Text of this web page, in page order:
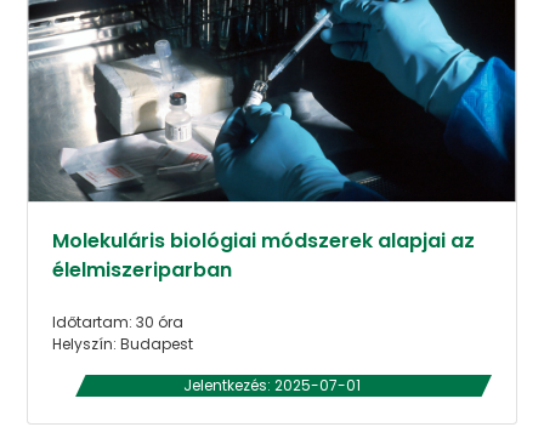
Molekuláris biológiai módszerek alapjai az
élelmiszeriparban
Időtartam: 30 óra
Helyszín: Budapest
Jelentkezés: 2025-07-01